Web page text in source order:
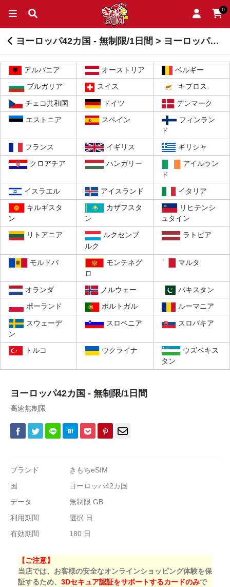
0
ヨーロッパ42カ国 - 無制限/1日間 > ヨーロッパ42カ国
アルバニア オーストリア ベルギー
ブルガリア スイス キプロス
チェコ共和国 ドイツ デンマーク
エストニア スペイン
フィンラン
ド
フランス
イギリス ギリシャ
クロアチア ハンガリー
アイルラン
ド
イスラエル
アイスランド イタリア
キルギスタ
ン
カザフスタ
ン
リヒテンシ
ュタイン
リトアニア
ルクセンブ
ルク
ラトビア
モルドバ
モンテネグ
ロ
マルタ
オランダ ノルウェー パキスタン
ポーランド ポルトガル ルーマニア
スウェーデ
ン
スロベニア スロバキア
トルコ ウクライナ
ウズベキス
タン
ヨーロッパ42カ国 - 無制限/1日間
高速無制限
ブランド
きもちeSIM
国
ヨーロッパ42カ国
データ
無制限 GB
利用期間
選択 日
有効期間
180 日
【ご注意】
当店では、お客様の安全なオンラインショッピング体験を保
証するため、 3Dセキュア認証をサポートするカードのみで